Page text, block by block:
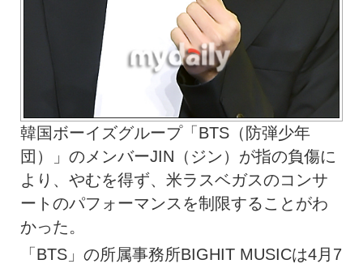
韓国ボーイズグループ「BTS（防弾少年
団）」のメンバーJIN（ジン）が指の負傷に
より、やむを得ず、米ラスベガスのコンサ
ートのパフォーマンスを制限することがわ
かった。
「BTS」の所属事務所BIGHIT MUSICは4月7